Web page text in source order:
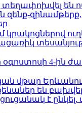
տեղափոխվել են
զենք-
կրակոցներով
օգոստոսի 4-ին
վթար
են բախվել,
է